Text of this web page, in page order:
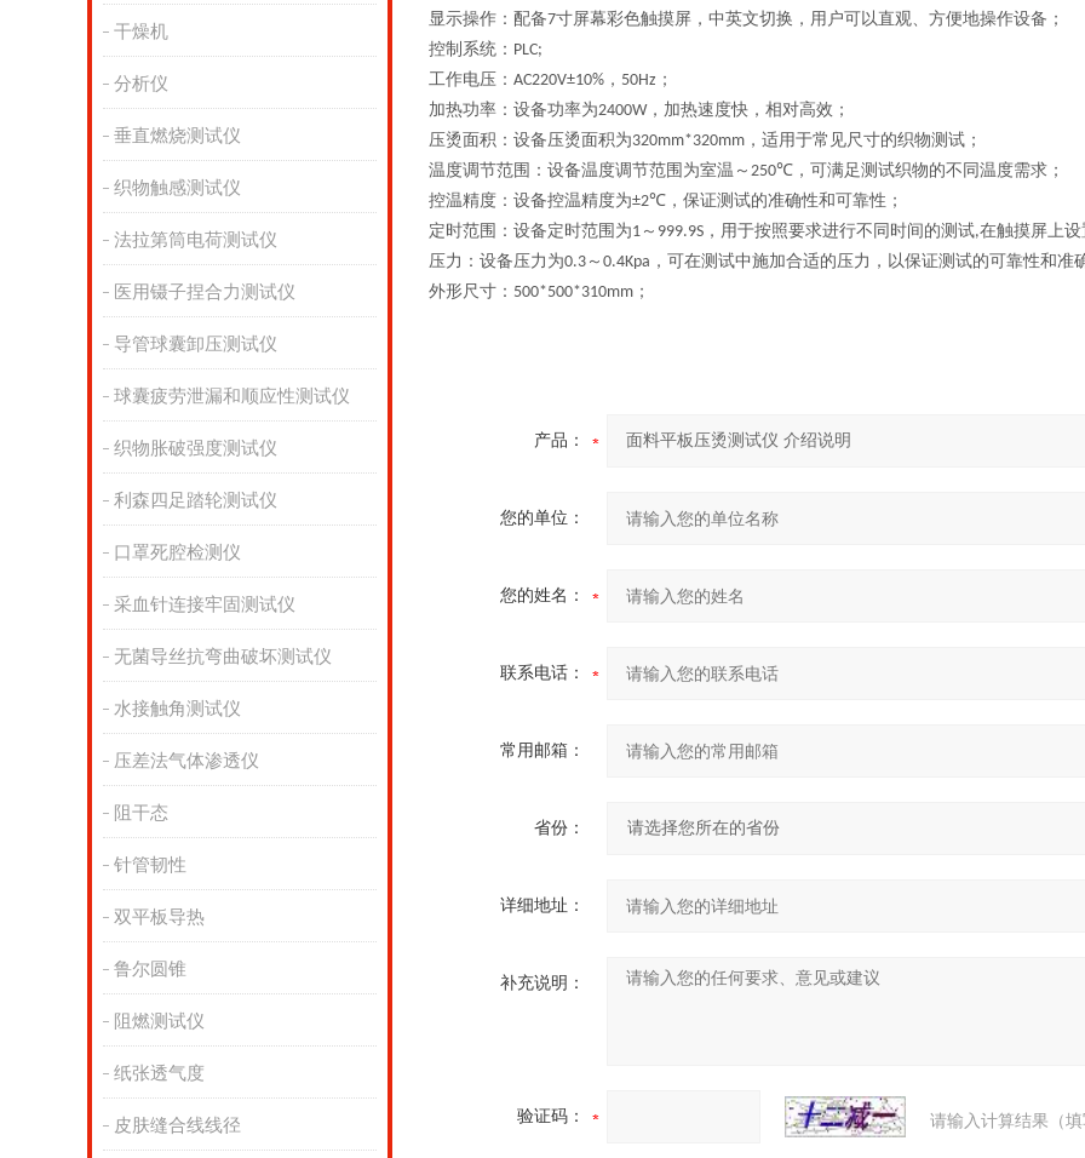
干燥机
分析仪
垂直燃烧测试仪
织物触感测试仪
法拉第筒电荷测试仪
医用镊子捏合力测试仪
导管球囊卸压测试仪
球囊疲劳泄漏和顺应性测试仪
织物胀破强度测试仪
利森四足踏轮测试仪
口罩死腔检测仪
采血针连接牢固测试仪
无菌导丝抗弯曲破坏测试仪
水接触角测试仪
压差法气体渗透仪
阻干态
针管韧性
双平板导热
鲁尔圆锥
阻燃测试仪
纸张透气度
皮肤缝合线线径
显示操作：配备7寸屏幕彩色触摸屏， 中英文切换， 用户可以直观、方便地操作设备；
控制系统： PLC;
工作电压： AC220V±10% ， 50Hz ；
加热功率：设备功率为2400W，加热速度快，相对高效；
压烫面积：设备压烫面积为320mm*320mm ，适用于常见尺寸的织物测试；
温度调节范围：设备温度调节范围为室温～ 250℃ ，可满足测试织物的不同温度需求；
控温精度：设备控温精度为±2℃ ，保证测试的准确性和可靠性；
定时范围：设备定时范围为1 ～ 999.9S ，用于按照要求进行不同时间的测试,在触摸屏上设
压力：设备压力为0.3 ～ 0.4Kpa ，可在测试中施加合适的压力，以保证测试的可靠性和准
外形尺寸： 500*500*310mm ；
产品：
您的单位：
您的姓名：
联系电话：
常用邮箱：
省份：
详细地址：
补充说明：
验证码： 请输入计算结果（